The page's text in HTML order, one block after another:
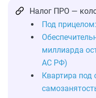
Налог ПРО —
Под
миллиарда
АС РФ)
Квартира под